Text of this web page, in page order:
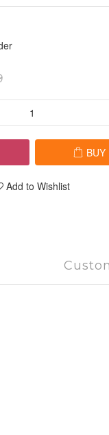
BUY
Add to Wishlist